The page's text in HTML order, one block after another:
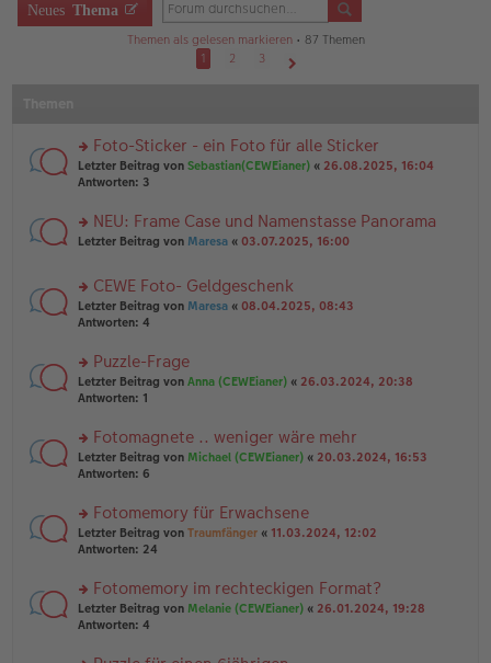
Neues Thema
Themen als gelesen markieren• 87 Themen
1
2
3
rs
te
n
g
es
e
n
er
ei
tr
a
Foto-Sticker - ein Foto für alle Sticker
Letzter Beitrag von Sebastian(CEWEianer) « 26.08.2025, 16:04
Antworten: 3
rs
u
n
g
es
e
n
er
ei
tr
a
NEU: Frame Case und Namenstasse Panorama
Letzter Beitrag von Maresa « 03.07.2025, 16:00
rs
te
n
g
el
e
n
er
tr
a
g
CEWE Foto- Geldgeschenk
Letzter Beitrag von Maresa « 08.04.2025, 08:43
Antworten: 4
rs
te
n
g
el
e
n
er
tr
a
g
Puzzle-Frage
Letzter Beitrag von Anna (CEWEianer) « 26.03.2024, 20:38
Antworten: 1
rs
te
n
g
el
e
n
er
Fotomagnete .. weniger wäre mehr
Letzter Beitrag von Michael (CEWEianer) « 20.03.2024, 16:53
Antworten: 6
rs
te
n
g
el
Fotomemory für Erwachsene
Letzter Beitrag von Traumfänger « 11.03.2024, 12:02
Antworten: 24
rs
te
Fotomemory im rechteckigen Format?
Letzter Beitrag von Melanie (CEWEianer) « 26.01.2024, 19:28
Antworten: 4